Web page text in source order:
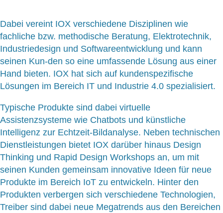
Dabei vereint IOX verschiedene Disziplinen wie
fachliche bzw. methodische Beratung, Elektrotechnik,
Industriedesign und Softwareentwicklung und kann
seinen Kun-den so eine umfassende Lösung aus einer
Hand bieten. IOX hat sich auf kundenspezifische
Lösungen im Bereich IT und Industrie 4.0 spezialisiert.
Typische Produkte sind dabei virtuelle
Assistenzsysteme wie Chatbots und künstliche
Intelligenz zur Echtzeit-Bildanalyse. Neben technischen
Dienstleistungen bietet IOX darüber hinaus Design
Thinking und Rapid Design Workshops an, um mit
seinen Kunden gemeinsam innovative Ideen für neue
Produkte im Bereich IoT zu entwickeln. Hinter den
Produkten verbergen sich verschiedene Technologien,
Treiber sind dabei neue Megatrends aus den Bereichen